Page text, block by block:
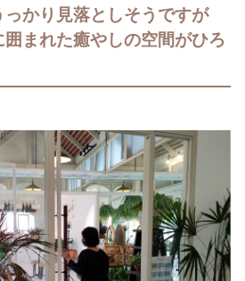
かり見落としそうですが
まれた癒やしの空間がひろ